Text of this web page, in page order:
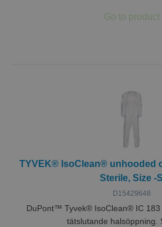
TYVEK® IsoClean® unhooded
Sterile, Size -S
D15429648
DuPont™ Tyvek® IsoClean® IC 183
tätslutande halsöppning.